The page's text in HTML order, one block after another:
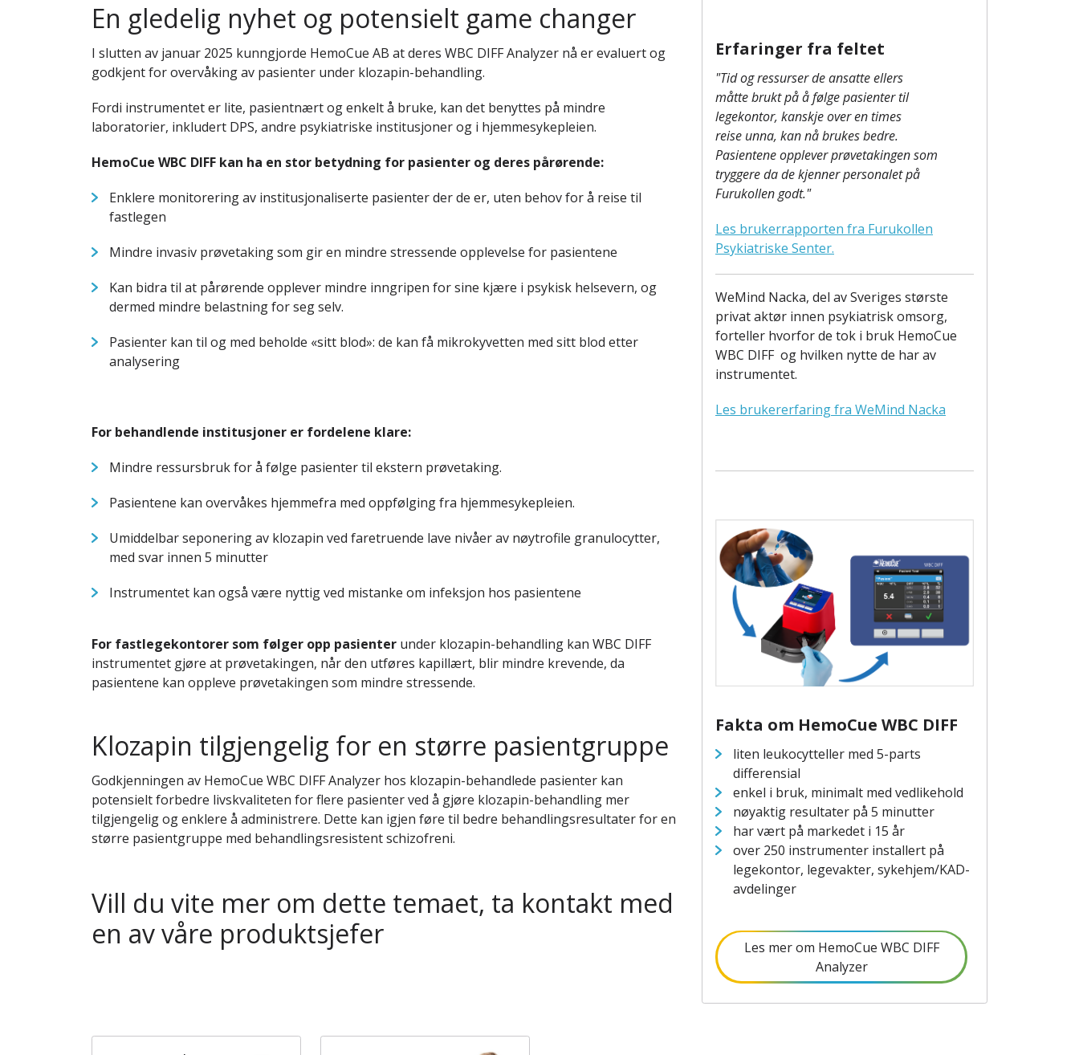
En gledelig nyhet og potensielt game changer
I slutten av januar 2025 kunngjorde HemoCue AB at deres WBC DIFF Analyzer nå er evaluert og
godkjent for overvåking av pasienter under klozapin-behandling.
Fordi instrumentet er lite, pasientnært og enkelt å bruke, kan det benyttes på mindre
laboratorier, inkludert DPS, andre psykiatriske institusjoner og i hjemmesykepleien.
HemoCue WBC DIFF kan ha en stor betydning for pasienter og deres pårørende:
Enklere monitorering av institusjonaliserte pasienter der de er, uten behov for å reise til
fastlegen
Mindre invasiv prøvetaking som gir en mindre stressende opplevelse for pasientene
Kan bidra til at pårørende opplever mindre inngripen for sine kjære i psykisk helsevern, og
dermed mindre belastning for seg selv.
Pasienter kan til og med beholde «sitt blod»: de kan få mikrokyvetten med sitt blod etter
analysering
For behandlende institusjoner er fordelene klare:
Mindre ressursbruk for å følge pasienter til ekstern prøvetaking.
Pasientene kan overvåkes hjemmefra med oppfølging fra hjemmesykepleien.
Umiddelbar seponering av klozapin ved faretruende lave nivåer av nøytrofile granulocytter,
med svar innen 5 minutter
Instrumentet kan også være nyttig ved mistanke om infeksjon hos pasientene
For fastlegekontorer som følger opp pasienter under klozapin-behandling kan WBC DIFF
instrumentet gjøre at prøvetakingen, når den utføres kapillært, blir mindre krevende, da
pasientene kan oppleve prøvetakingen som mindre stressende.
Klozapin tilgjengelig for en større pasientgruppe
Godkjenningen av HemoCue WBC DIFF Analyzer hos klozapin-behandlede pasienter kan
potensielt forbedre livskvaliteten for flere pasienter ved å gjøre klozapin-behandling mer
tilgjengelig og enklere å administrere. Dette kan igjen føre til bedre behandlingsresultater for en
større pasientgruppe med behandlingsresistent schizofreni.
Vill du vite mer om dette temaet, ta kontakt med
en av våre produktsjefer
Erfaringer fra feltet
"Tid og ressurser de ansatte ellers
måtte brukt på å følge pasienter til
legekontor, kanskje over en times
reise unna, kan nå brukes bedre.
Pasientene opplever prøvetakingen som
tryggere da de kjenner personalet på
Furukollen godt."
Les brukerrapporten fra Furukollen
Psykiatriske Senter.
WeMind Nacka, del av Sveriges største
privat aktør innen psykiatrisk omsorg,
forteller hvorfor de tok i bruk HemoCue
WBC DIFF og hvilken nytte de har av
instrumentet.
Les brukererfaring fra WeMind Nacka
Fakta om HemoCue WBC DIFF
liten leukocytteller med 5-parts
differensial
enkel i bruk, minimalt med vedlikehold
nøyaktig resultater på 5 minutter
har vært på markedet i 15 år
over 250 instrumenter installert på
legekontor, legevakter, sykehjem/KAD-
avdelinger
Les mer om HemoCue WBC DIFF
Analyzer